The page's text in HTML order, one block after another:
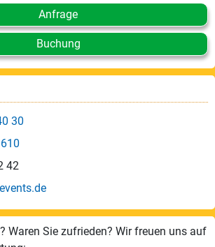
Anfrage
Buchung
30
42
Waren Sie zufrieden? Wir freuen uns auf